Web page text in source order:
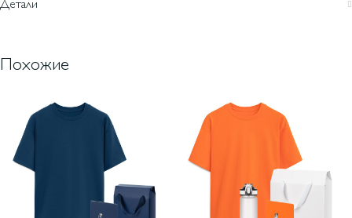
Детали
Похожие